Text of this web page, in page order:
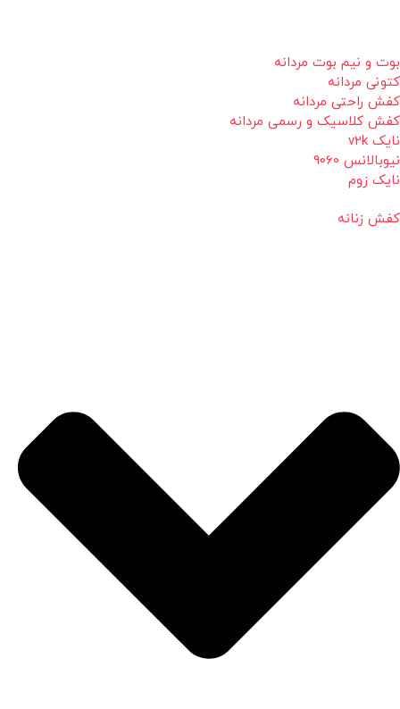
بوت و نیم بوت مردانه
کتونی مردانه
کفش راحتی مردانه
کفش کلاسیک و رسمی مردانه
نایک v2k
نیوبالانس 9060
نایک زوم
کفش زنانه